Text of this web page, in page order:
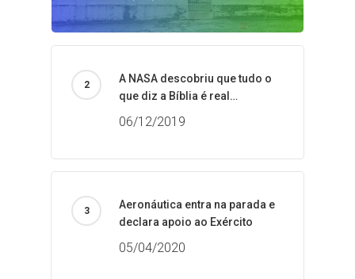
A NASA descobriu que tudo o
que diz a Bíblia é real…
06/12/2019
Aeronáutica entra na parada e
declara apoio ao Exército
05/04/2020